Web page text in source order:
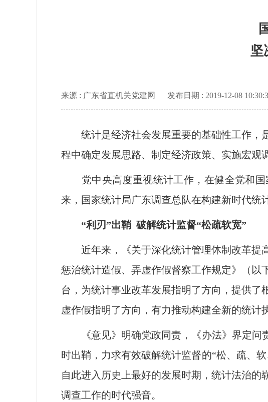
坚
来源 : 广东省直机关党建网 发布日期 : 2019-12-08
统计是经济社会发展重要的基础性工作，
程中确定发展思路、制定经济政策、实施宏观
党中央高度重视统计工作，在健全党和国
来，国家统计局广东调查总队在构建新时代统
“利刃”出鞘 破解统计监督“松疏软宽”
近年来，《关于深化统计管理体制改革提
惩治统计造假、弄虚作假督察工作规定》（以
台，为统计事业改革发展指明了方向，提供
虚作假指明了方向，有力推动构建全新的统计
《意见》明确党政同责，《办法》界定问责
时出鞘，力求有效破解统计监督的“松、疏、
自此进入历史上最好的发展时期，统计法治
调查工作的时代强音。